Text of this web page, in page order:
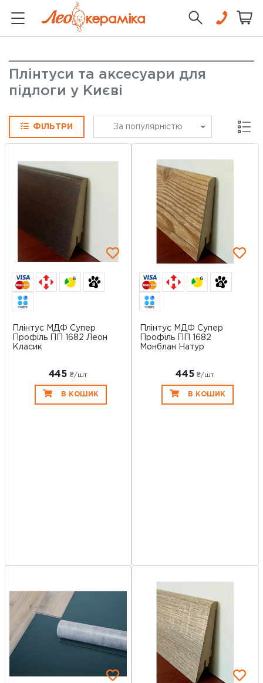
Плінтуси та аксесуари для
підлоги у Києві
ФІЛЬТРИ За популярністю Сітка
6
Плінтус МДФ Супер
Профіль ПП 1682 Леон
Класик
445 ₴/шт
В КОШИК
6
Плінтус МДФ Супер
Профіль ПП 1682
Монблан Натур
445 ₴/шт
В КОШИК